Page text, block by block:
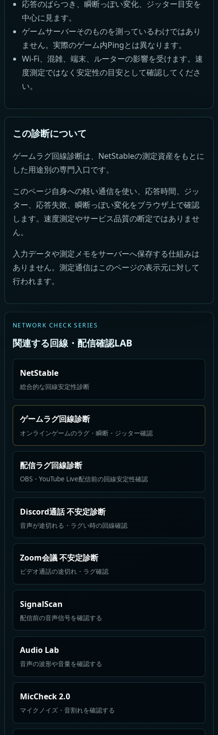
応答のばらつき、瞬断っぽい変化、ジッター目安を
中心に見ます。
ゲームサーバーそのものを測っているわけではあり
ません。実際のゲーム内Pingとは異なります。
Wi-Fi、混雑、端末、ルーターの影響を受けます。速
度測定ではなく安定性の目安として確認してくださ
い。
この診断について
ゲームラグ回線診断は、NetStableの測定資産をもとに
した用途別の専門入口です。
このページ自身への軽い通信を使い、応答時間、ジッ
ター、応答失敗、瞬断っぽい変化をブラウザ上で確認
します。速度測定やサービス品質の断定ではありませ
ん。
入力データや測定メモをサーバーへ保存する仕組みは
ありません。測定通信はこのページの表示元に対して
行われます。
NETWORK CHECK SERIES
関連する回線・配信確認LAB
NetStable
総合的な回線安定性診断
ゲームラグ回線診断
オンラインゲームのラグ・瞬断・ジッター確認
配信ラグ回線診断
OBS・YouTube Live配信前の回線安定性確認
Discord通話 不安定診断
音声が途切れる・ラグい時の回線確認
Zoom会議 不安定診断
ビデオ通話の途切れ・ラグ確認
SignalScan
配信前の音声信号を確認する
Audio Lab
音声の波形や音量を確認する
MicCheck 2.0
マイクノイズ・音割れを確認する